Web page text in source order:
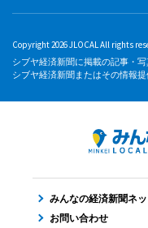
Copyright 2026 JLOCAL All rights
シブヤ経済新聞に掲載の記事・
シブヤ経済新聞またはその情報提
みんなの経済新聞ネ
お問い合わせ